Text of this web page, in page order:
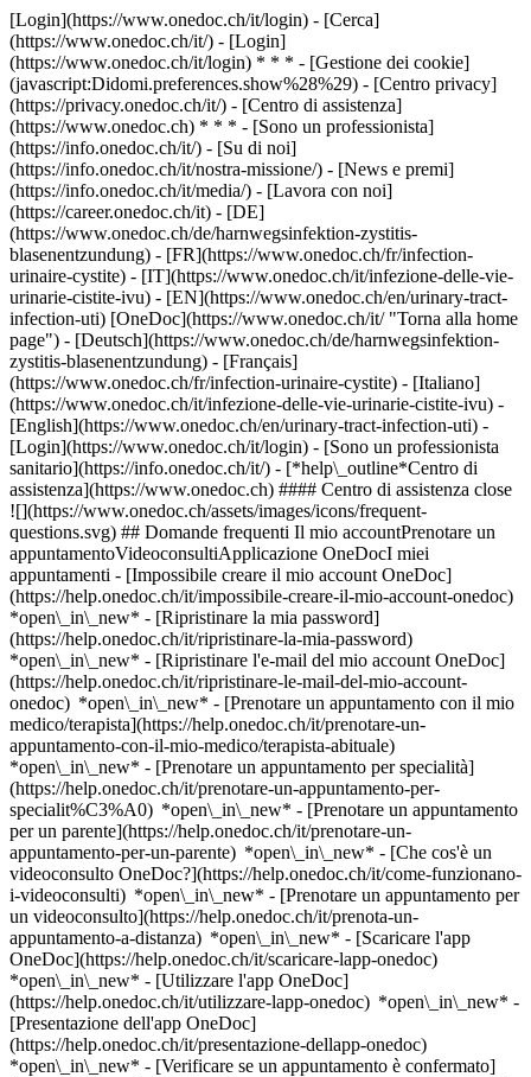
[Login](https://www.onedoc.ch/it/login) - [Cerca]
(https://www.onedoc.ch/it/) - [Login]
(https://www.onedoc.ch/it/login) * * * - [Gestione dei cookie]
(javascript:Didomi.preferences.show%28%29) - [Centro privacy]
(https://privacy.onedoc.ch/it/) - [Centro di assistenza]
(https://www.onedoc.ch) * * * - [Sono un professionista]
(https://info.onedoc.ch/it/) - [Su di noi]
(https://info.onedoc.ch/it/nostra-missione/) - [News e premi]
(https://info.onedoc.ch/it/media/) - [Lavora con noi]
(https://career.onedoc.ch/it) - [DE]
(https://www.onedoc.ch/de/harnwegsinfektion-zystitis-
blasenentzundung) - [FR](https://www.onedoc.ch/fr/infection-
urinaire-cystite) - [IT](https://www.onedoc.ch/it/infezione-delle-vie-
urinarie-cistite-ivu) - [EN](https://www.onedoc.ch/en/urinary-tract-
infection-uti) [OneDoc](https://www.onedoc.ch/it/ "Torna alla home
page") - [Deutsch](https://www.onedoc.ch/de/harnwegsinfektion-
zystitis-blasenentzundung) - [Français]
(https://www.onedoc.ch/fr/infection-urinaire-cystite) - [Italiano]
(https://www.onedoc.ch/it/infezione-delle-vie-urinarie-cistite-ivu) -
[English](https://www.onedoc.ch/en/urinary-tract-infection-uti) -
[Login](https://www.onedoc.ch/it/login) - [Sono un professionista
sanitario](https://info.onedoc.ch/it/) - [*help\_outline*Centro di
assistenza](https://www.onedoc.ch) #### Centro di assistenza close
![](https://www.onedoc.ch/assets/images/icons/frequent-
questions.svg) ## Domande frequenti Il mio accountPrenotare un
appuntamentoVideoconsultiApplicazione OneDocI miei
appuntamenti - [Impossibile creare il mio account OneDoc]
(https://help.onedoc.ch/it/impossibile-creare-il-mio-account-onedoc)
*open\_in\_new* - [Ripristinare la mia password]
(https://help.onedoc.ch/it/ripristinare-la-mia-password)
*open\_in\_new* - [Ripristinare l'e-mail del mio account OneDoc]
(https://help.onedoc.ch/it/ripristinare-le-mail-del-mio-account-
onedoc) *open\_in\_new* - [Prenotare un appuntamento con il mio
medico/terapista](https://help.onedoc.ch/it/prenotare-un-
appuntamento-con-il-mio-medico/terapista-abituale)
*open\_in\_new* - [Prenotare un appuntamento per specialità]
(https://help.onedoc.ch/it/prenotare-un-appuntamento-per-
specialit%C3%A0) *open\_in\_new* - [Prenotare un appuntamento
per un parente](https://help.onedoc.ch/it/prenotare-un-
appuntamento-per-un-parente) *open\_in\_new* - [Che cos'è un
videoconsulto OneDoc?](https://help.onedoc.ch/it/come-funzionano-
i-videoconsulti) *open\_in\_new* - [Prenotare un appuntamento per
un videoconsulto](https://help.onedoc.ch/it/prenota-un-
appuntamento-a-distanza) *open\_in\_new* - [Scaricare l'app
OneDoc](https://help.onedoc.ch/it/scaricare-lapp-onedoc)
*open\_in\_new* - [Utilizzare l'app OneDoc]
(https://help.onedoc.ch/it/utilizzare-lapp-onedoc) *open\_in\_new* -
[Presentazione dell'app OneDoc]
(https://help.onedoc.ch/it/presentazione-dellapp-onedoc)
*open\_in\_new* - [Verificare se un appuntamento è confermato](https://help.onedoc.ch/it/verificare-se-un-appuntamento-%C3%A8-confermato) *open\_in\_new* - [Annullare un appuntamento prenotato online su OneDoc](https://help.onedoc.ch/it/annullare-un-appuntamento-prenotato-online-su-onedoc) *open\_in\_new* - [Non ho ricevuto la conferma dell'appuntamento](https://help.onedoc.ch/it/non-ho-ricevuto-la-conferma-dellappuntamento) *open\_in\_new* [Vedi tutti i nostri articoli *open\_in\_new*](https://help.onedoc.ch/it/) close ## Modifica la ricerca ![Casa con segno più che indica che la consultazione può essere effettuata in sede](https://www.onedoc.ch/assets/images/icons/on-site.svg) In loco ![Fotocamera con simbolo play che indica che la consultazione può essere effettuata a distanza in video](https://www.onedoc.ch/assets/images/icons/remote.svg) A distanza Cerca #### Specialità #### Professionisti #### Istituti edit Infezione delle vie urinarie | Cistite (IVU) in Svizzera tune Filtra per Nuovo paziente*keyboard\_arrow\_down* - Accettato*check\_circle* Lingua parlata*keyboard\_arrow\_down* - Albanese*check\_circle* - Arabo*check\_circle* - Armeno*check\_circle* - Azerbaigiano*check\_circle* - Bosniaco*check\_circle* - Bulgaro*check\_circle* - Catalano*check\_circle* - Ceco*check\_circle* - Cinese*check\_circle* - Croato*check\_circle* - Danese*check\_circle* - Ebraico*check\_circle* - Finlandese*check\_circle* - Francese*check\_circle* - Fulah*check\_circle* - Giapponese*check\_circle* - Greco*check\_circle* - Hindi*check\_circle* - Indonesiano*check\_circle* - Inglese*check\_circle* - Italiano*check\_circle* - Lussemburghese*check\_circle* - Macedone*check\_circle* - Malese*check\_circle* - Olandese*check\_circle* - Persiano*check\_circle* - Polacco*check\_circle* - Portoghese*check\_circle* - Punjabi*check\_circle* - Romancio*check\_circle* - Rumeno*check\_circle* - Russo*check\_circle* - Serbo*check\_circle* - Slovacco*check\_circle* - Sloveno*check\_circle* - Spagnolo*check\_circle* - Svedese*check\_circle* - Tamil*check\_circle* - Tedesco*check\_circle* - Turco*check\_circle* - Ucraino*check\_circle* - Ungherese*check\_circle* - Urdu*check\_circle* - Vietnamita*check\_circle* Sesso*keyboard\_arrow\_down* - Donna*check\_circle* - Uomo*check\_circle* Rete*keyboard\_arrow\_down* - IfA*check\_circle* - Polipraxis*check\_circle* - Amavita*check\_circle* - Ärztenetzwerk Bern*check\_circle* - Hirslanden*check\_circle* - Swiss Medical Network*check\_circle* - ASCA*check\_circle* - RME*check\_circle* - REMED*check\_circle* - mediX*check\_circle* - doccare*check\_circle* - DocNet Säuliamt*check\_circle* - Grisomed*check\_circle* - xundart*check\_circle* - zmed*check\_circle* - Medbase*check\_circle* - hawa - Haus-und Kinderärzte*check\_circle* - Réseau Delta*check\_circle* Disponibilità*keyboard\_arrow\_down* - Disponibile oggi*check\_circle* - Entro i prossimi 3 giorni*check\_circle* - Entro i prossimi 7 giorni*check\_circle* - Entro i prossimi 14 giorni*check\_circle* # __Infezione delle vie urinarie | Cistite (IVU)__ in __Svizzera__: prenota il tuo appuntamento online oggi [![Pharmacieplus des Fontaines, prestazioni sanitarie in farmacia a Carouge](https://assets.onedoc.ch/images/users/f33f8ec01f86542ed85445d6db77c9fd6724be23b68fd02446f976388319aa28-small.jpg "Pharmacieplus des Fontaines, prestazioni sanitarie in farmacia a Carouge")](https://www.onedoc.ch/it/prestazioni-sanitarie-in-farmacia/carouge/pb839/pharmacieplus-des-fontaines) ### [Pharmacieplus des Fontaines](https://www.onedoc.ch/it/prestazioni-sanitarie-in-farmacia/carouge/pb839/pharmacieplus-des-fontaines) ![Badge che indica un profilo verificato](https://www.onedoc.ch/assets/images/icons/checkmark.svg) [Prestazioni sanitarie in farmacia](https://www.onedoc.ch/it/prestazioni-sanitarie-in-farmacia/carouge) [Pharmacieplus des Fontaines](https://www.onedoc.ch/it/farmacia/carouge/e20k/pharmacieplus-des-fontaines) Avenue Vibert 20 1227 Carouge ![Icona paziente con segno più che indica che il professionista accetta nuovi pazienti](https://www.onedoc.ch/assets/images/icons/new-patients.svg)Accetta nuovi pazienti [Prenota un appuntamento](https://www.onedoc.ch/it/prestazioni-sanitarie-in-farmacia/carouge/pb839/pharmacieplus-des-fontaines) Competenze:[Infezione delle vie urinarie | Cistite (IVU)](https://www.onedoc.ch/it/infezione-delle-vie-urinarie-cistite-ivu/carouge), [Prevenzione cardiovascolare | CardioCheck | CardioTest](https://www.onedoc.ch/it/prevenzione-cardiovascolare-cardiocheck-cardiotest/carouge), [Allergia | AllergoTest | Controllo allergie](https://www.onedoc.ch/it/allergia-allergotest-controllo-allergie/carouge), [Screening dello streptococco](https://www.onedoc.ch/it/screening-dello-streptococco/carouge), [Vaccinazione contro l'encefalite da zecche (FSME/TBE)](https://www.onedoc.ch/it/vaccinazione-contro-l-encefalite-da-zecche-fsme-tbe/carouge), [Vaccinazione contro morbillo - orecchioni (parotite) - rosolia (MOR/MMR)](https://www.onedoc.ch/it/vaccinazione-contro-morbillo-orecchioni-parotite-rosolia-mor-mmr/carouge), [Piercing all'orecchio](https://www.onedoc.ch/it/piercing-all-orecchio/carouge), [Vaccinazione contro difterite - tetano - pertosse (DTP)](https://www.onedoc.ch/it/vaccinazione-contro-difterite-tetano-pertosse-dtp/carouge), [Screening del cancro colorettale](https://www.onedoc.ch/it/screening-del-cancro-colorettale/carouge), [Mal di gola | Tonsillite](https://www.onedoc.ch/it/mal-di-gola-tonsillite/carouge), [Misurazione del colesterolo](https://www.onedoc.ch/it/misurazione-del-colesterolo/carouge), [Misurazione del livello di ferro | Ferritina](https://www.onedoc.ch/it/misurazione-del-livello-di-ferro-ferritina/carouge), [Misurazione della glicemia](https://www.onedoc.ch/it/misurazione-della-glicemia/carouge), [Rimozione delle zecche](https://www.onedoc.ch/it/rimozione-delle-zecche/carouge), [Misurazione della pressione sanguigna (arteriosa)](https://www.onedoc.ch/it/misurazione-della-pressione-sanguigna-arteriosa/carouge), [Contraccezione d'emergenza](https://www.onedoc.ch/it/contraccezione-d-emergenza/carouge), [Vaccinazione contro l'herpes zoster (fuoco di Sant’Antonio)](https://www.onedoc.ch/it/vaccinazione-contro-l-herpes-zoster-fuoco-di-sant-antonio/carouge), [Cura delle ferite](https://www.onedoc.ch/it/cura-delle-ferite/carouge), [Misurazione della glicemia a lungo termine | HbA1c](https://www.onedoc.ch/it/misurazione-della-glicemia-a-lungo-termine-hba1c/carouge), [Vaccinazione contro l'epatite A/B](https://www.onedoc.ch/it/vaccinazione-contro-l-epatite-a-b/carouge), [Congiuntivite](https://www.onedoc.ch/it/congiuntivite/carouge), [Consigli di viaggio](https://www.onedoc.ch/it/consigli-di-viaggio/carouge), [Vaccinazione antinfluenzale](https://www.onedoc.ch/it/vaccinazione-antinfluenzale/carouge), [Test dell'HIV](https://www.onedoc.ch/it/test-dell-hiv/carouge)Vedi di più *chevron\_left* sab 08 ago *chevron\_right* Vedi più appuntamenti *error\_outline* Si è verificato un errore durante il caricamento della disponibilità [Riprova](https://www.onedoc.ch) Competenze:[Infezione delle vie urinarie | Cistite (IVU)](https://www.onedoc.ch/it/infezione-delle-vie-urinarie-cistite-ivu/carouge), [Prevenzione cardiovascolare | CardioCheck | CardioTest](https://www.onedoc.ch/it/prevenzione-cardiovascolare-cardiocheck-cardiotest/carouge), [Allergia | AllergoTest | Controllo allergie](https://www.onedoc.ch/it/allergia-allergotest-controllo-allergie/carouge), [Screening dello streptococco](https://www.onedoc.ch/it/screening-dello-streptococco/carouge), [Vaccinazione contro l'encefalite da zecche (FSME/TBE)](https://www.onedoc.ch/it/vaccinazione-contro-l-encefalite-da-zecche-fsme-tbe/carouge), [Vaccinazione contro morbillo - orecchioni (parotite) - rosolia (MOR/MMR)](https://www.onedoc.ch/it/vaccinazione-contro-morbillo-orecchioni-parotite-rosolia-mor-mmr/carouge), [Piercing all'orecchio](https://www.onedoc.ch/it/piercing-all-orecchio/carouge), [Vaccinazione contro difterite - tetano - pertosse (DTP)](https://www.onedoc.ch/it/vaccinazione-contro-difterite-tetano-pertosse-dtp/carouge), [Screening del cancro colorettale](https://www.onedoc.ch/it/screening-del-cancro-colorettale/carouge), [Mal di gola | Tonsillite](https://www.onedoc.ch/it/mal-di-gola-tonsillite/carouge), [Misurazione del colesterolo](https://www.onedoc.ch/it/misurazione-del-colesterolo/carouge), [Misurazione del livello di ferro | Ferritina](https://www.onedoc.ch/it/misurazione-del-livello-di-ferro-ferritina/carouge), [Misurazione della glicemia](https://www.onedoc.ch/it/misurazione-della-glicemia/carouge), [Rimozione delle zecche](https://www.onedoc.ch/it/rimozione-delle-zecche/carouge), [Misurazione della pressione sanguigna (arteriosa)](https://www.onedoc.ch/it/misurazione-della-pressione-sanguigna-arteriosa/carouge), [Contraccezione d'emergenza](https://www.onedoc.ch/it/contraccezione-d-emergenza/carouge), [Vaccinazione contro l'herpes zoster (fuoco di Sant’Antonio)](https://www.onedoc.ch/it/vaccinazione-contro-l-herpes-zoster-fuoco-di-sant-antonio/carouge), [Cura delle ferite](https://www.onedoc.ch/it/cura-delle-ferite/carouge), [Misurazione della glicemia a lungo termine | HbA1c](https://www.onedoc.ch/it/misurazione-della-glicemia-a-lungo-termine-hba1c/carouge), [Vaccinazione contro l'epatite A/B](https://www.onedoc.ch/it/vaccinazione-contro-l-epatite-a-b/carouge), [Congiuntivite](https://www.onedoc.ch/it/congiuntivite/carouge), [Consigli di viaggio](https://www.onedoc.ch/it/consigli-di-viaggio/carouge), [Vaccinazione antinfluenzale](https://www.onedoc.ch/it/vaccinazione-antinfluenzale/carouge), [Test dell'HIV](https://www.onedoc.ch/it/test-dell-hiv/carouge)Vedi di più [![Pharmacie de la Gare de Vevey 7/7, prestazioni sanitarie in farmacia a Vevey](https://assets.onedoc.ch/images/users/22946c03bcb4482947c934c9f506129d1722cf7ed1aeac444f4de7699317e827-small.jpg "Pharmacie de la Gare de Vevey 7/7, prestazioni sanitarie in farmacia a Vevey")]